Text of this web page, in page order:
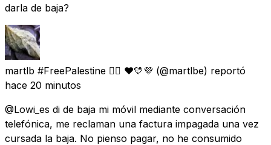
darla de baja?
martlb #FreePalestine 🏳️‍🌈 ❤💛💜 (@martlbe) reportó
hace 20 minutos
@Lowi_es di de baja mi móvil mediante conversación
telefónica, me reclaman una factura impagada una vez
cursada la baja. No pienso pagar, no he consumido